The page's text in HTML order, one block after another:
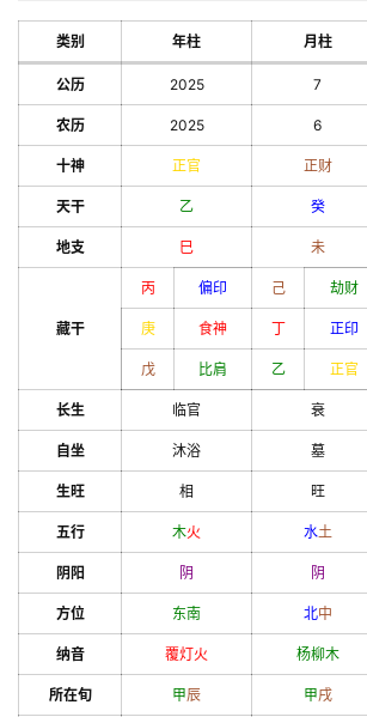
类别 年柱 月柱
公历 2025 7
农历 2025 6
十神 正官 正财
天干 乙 癸
地支 巳 未
藏干
丙 偏印 己 劫财
庚 食神 丁 正印
戊 比肩 乙 正官
长生 临官 衰
自坐 沐浴 墓
生旺 相 旺
五行 木火 水土
阴阳 阴 阴
方位 东南 北中
纳音 覆灯火 杨柳木
所在旬 甲辰 甲戌